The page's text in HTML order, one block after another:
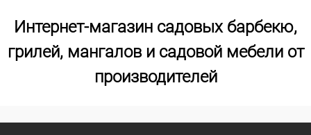
Интернет-магазин садовых барбекю,
грилей, мангалов и садовой мебели от
производителей